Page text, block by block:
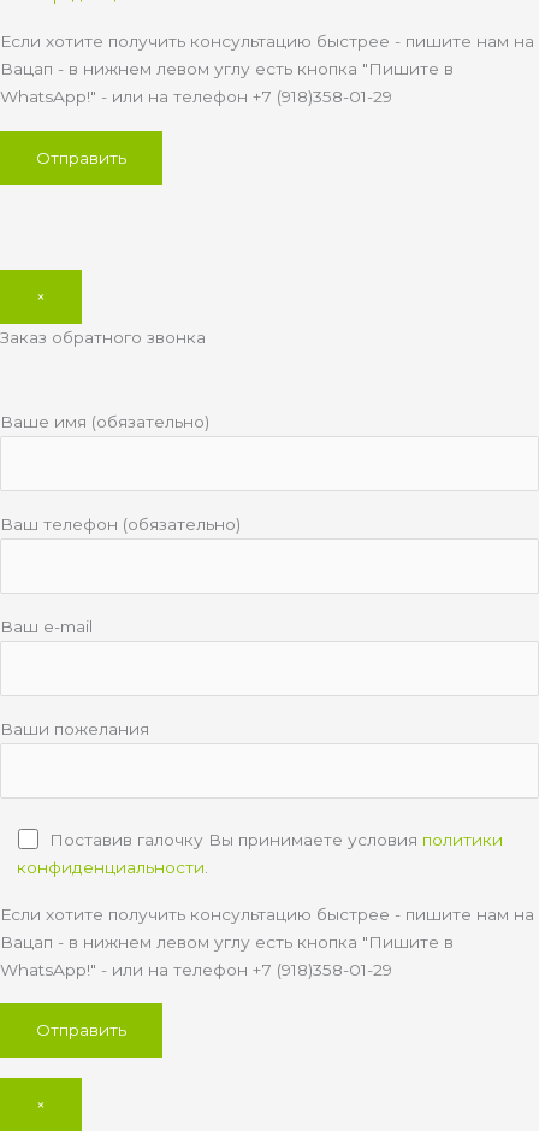
Если хотите получить консультацию быстрее - пишите нам на
Вацап - в нижнем левом углу есть кнопка "Пишите в
WhatsApp!" - или на телефон +7 (918)358-01-29
×
Заказ обратного звонка
Ваше имя (обязательно)
Ваш телефон (обязательно)
Ваш e-mail
Ваши пожелания
Поставив галочку Вы принимаете условия политики
конфиденциальности
Если хотите получить консультацию быстрее - пишите нам на
Вацап - в нижнем левом углу есть кнопка "Пишите в
WhatsApp!" - или на телефон +7 (918)358-01-29
×